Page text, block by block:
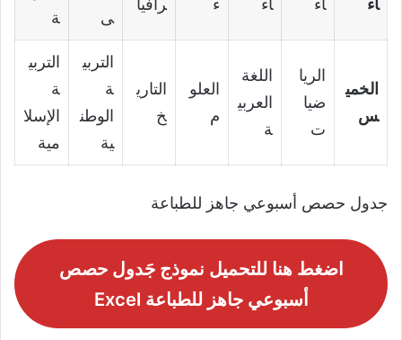
اء اء اء ء رافيا
ى
ة
الخمي
س
الريا
ضيا
ت
اللغة
العربي
ة
العلو
م
التاري
خ
التربي
ة
الوطن
ية
التربي
ة
الإسلا
مية
جدول حصص أسبوعي جاهز للطباعة
اضغط هنا للتحميل نموذج جَدول حصص
أسبوعي جاهز للطباعة Excel